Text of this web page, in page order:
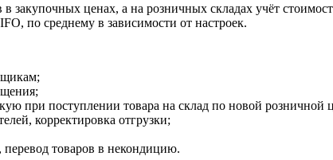
закупочных ценах, а на розничных складах учёт
по среднему в зависимости от настроек.
при поступлении товара на склад по новой розничной
корректировка отгрузки;
товаров в некондицию.